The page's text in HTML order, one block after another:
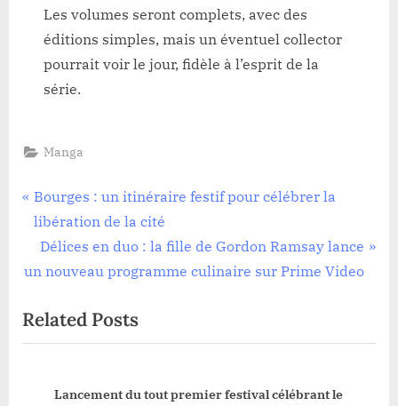
Les volumes seront complets, avec des
éditions simples, mais un éventuel collector
pourrait voir le jour, fidèle à l’esprit de la
série.
Manga
Navigation
de
l’article
P
r
v
o
u
Bourges : un itinéraire festif pour célébrer la
libération de la cité
N
e
t
P
Délices en duo : la fille de Gordon Ramsay lance
un nouveau programme culinaire sur Prime Video
Related Posts
Lancement du tout premier festival célébrant le